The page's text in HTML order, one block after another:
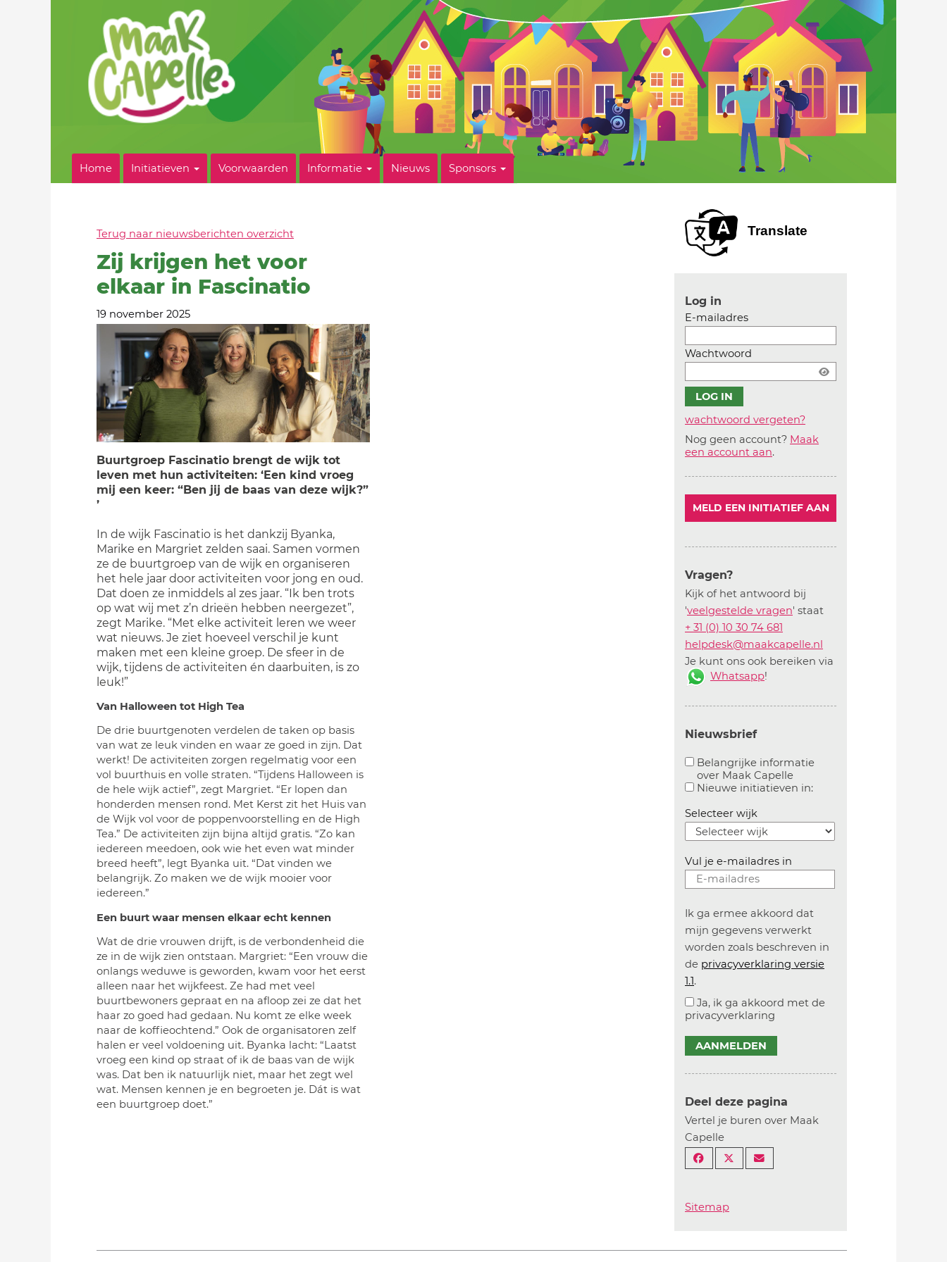
Home Initiatieven Voorwaarden Informatie Nieuws Sponsors
Terug naar nieuwsberichten overzicht
Zij krijgen het voor
elkaar in Fascinatio
19 november 2025
Buurtgroep Fascinatio brengt de wijk tot
leven met hun activiteiten: ‘Een kind vroeg
mij een keer: “Ben jij de baas van deze wijk?”
’
In de wijk Fascinatio is het dankzij Byanka,
Marike en Margriet zelden saai. Samen vormen
ze de buurtgroep van de wijk en organiseren
het hele jaar door activiteiten voor jong en oud.
Dat doen ze inmiddels al zes jaar. “Ik ben trots
op wat wij met z’n drieën hebben neergezet”,
zegt Marike. “Met elke activiteit leren we weer
wat nieuws. Je ziet hoeveel verschil je kunt
maken met een kleine groep. De sfeer in de
wijk, tijdens de activiteiten én daarbuiten, is zo
leuk!”
Van Halloween tot High Tea
De drie buurtgenoten verdelen de taken op basis
van wat ze leuk vinden en waar ze goed in zijn. Dat
werkt! De activiteiten zorgen regelmatig voor een
vol buurthuis en volle straten. “Tijdens Halloween is
de hele wijk actief”, zegt Margriet. “Er lopen dan
honderden mensen rond. Met Kerst zit het Huis van
de Wijk vol voor de poppenvoorstelling en de High
Tea.” De activiteiten zijn bijna altijd gratis. “Zo kan
iedereen meedoen, ook wie het even wat minder
breed heeft”, legt Byanka uit. “Dat vinden we
belangrijk. Zo maken we de wijk mooier voor
iedereen.”
Een buurt waar mensen elkaar echt kennen
Wat de drie vrouwen drijft, is de verbondenheid die
ze in de wijk zien ontstaan. Margriet: “Een vrouw die
onlangs weduwe is geworden, kwam voor het eerst
alleen naar het wijkfeest. Ze had met veel
buurtbewoners gepraat en na afloop zei ze dat het
haar zo goed had gedaan. Nu komt ze elke week
naar de koffieochtend.” Ook de organisatoren zelf
halen er veel voldoening uit. Byanka lacht: “Laatst
vroeg een kind op straat of ik de baas van de wijk
was. Dat ben ik natuurlijk niet, maar het zegt wel
wat. Mensen kennen je en begroeten je. Dát is wat
een buurtgroep doet.”
Translate
Log in
E-mailadres
Wachtwoord
wachtwoord vergeten?
Nog geen account? Maak
een account aan.
MELD EEN INITIATIEF AAN
Vragen?
Kijk of het antwoord bij
'veelgestelde vragen' staat
+ 31 (0) 10 30 74 681
helpdesk@maakcapelle.nl
Je kunt ons ook bereiken via
Whatsapp!
Nieuwsbrief
Belangrijke informatie
over Maak Capelle
Aanvinken om belangrijke informatie over
Nieuwe initiatieven in:Aanvinken om
Selecteer wijk
Vul je e-mailadres in
Ik ga ermee akkoord dat
mijn gegevens verwerkt
worden zoals beschreven in
de privacyverklaring versie
1.1.
Ja, ik ga akkoord met de
privacyverklaring
AANMELDEN
Deel deze pagina
Vertel je buren over Maak
Capelle
Sitemap